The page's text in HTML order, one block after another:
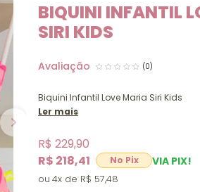
BIQUINI INFANTIL
SIRI KIDS
(0)
Biquini Infantil Love Maria Siri Kids
Ler mais
R$ 218,41 VIA PIX!
R$ 229,90
4x R$ 57,48